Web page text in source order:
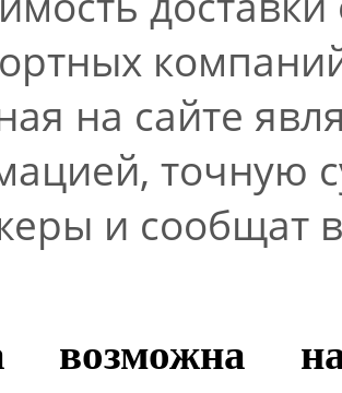
на сайте
точную
и сообщат
возможна